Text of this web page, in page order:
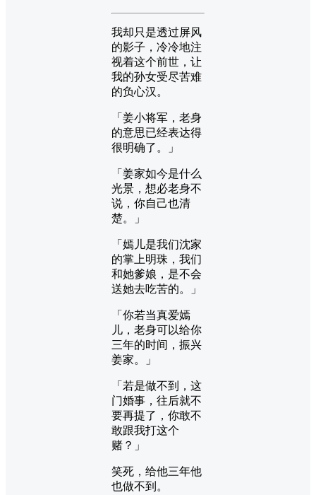
我却只是透过屏风
的影子，冷冷地注
视着这个前世，让
我的孙女受尽苦难
的负心汉。
「姜小将军，老身
的意思已经表达得
很明确了。」
「姜家如今是什么
光景，想必老身不
说，你自己也清
楚。」
「嫣儿是我们沈家
的掌上明珠，我们
和她爹娘，是不会
送她去吃苦的。」
「你若当真爱嫣
儿，老身可以给你
三年的时间，振兴
姜家。」
「若是做不到，这
门婚事，往后就不
要再提了，你敢不
敢跟我打这个
赌？」
笑死，给他三年他
也做不到。